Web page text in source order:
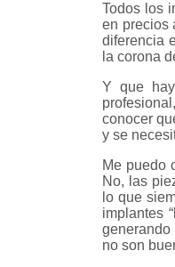
Todos los
en precios
diferencia
la corona
Y que
conocer
y se
Me puedo
No, las
lo que
implantes
generando
no son